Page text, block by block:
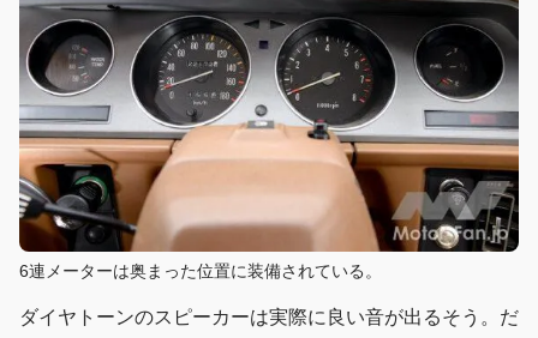
6連メーターは奥まった位置に装備されている。
ダイヤトーンのスピーカーは実際に良い音が出るそう。だ